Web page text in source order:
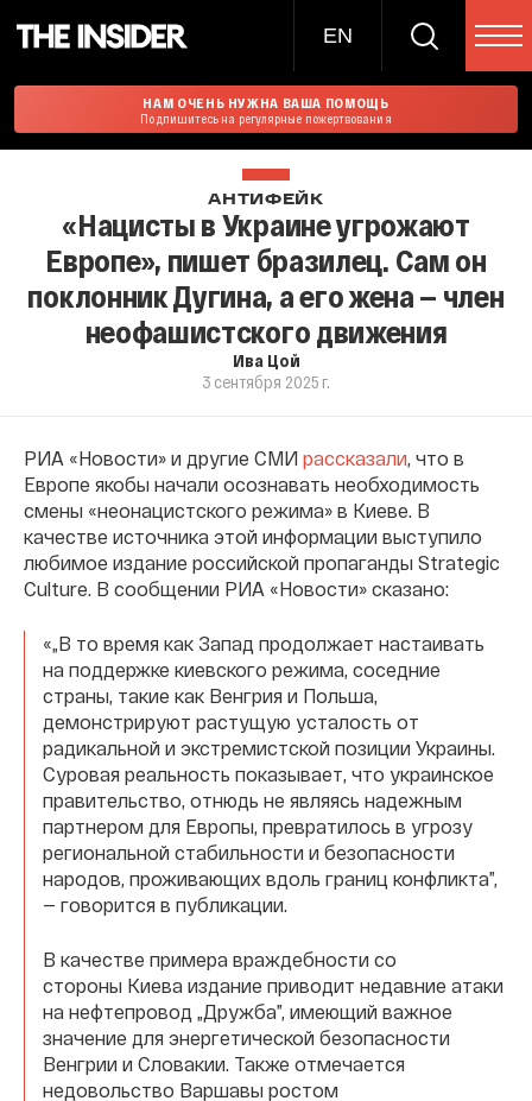
EN
НАМ ОЧЕНЬ НУЖНА ВАША ПОМОЩЬ
Подпишитесь на регулярные пожертвования
АНТИФЕЙК
«Нацисты в Украине угрожают
Европе», пишет бразилец. Сам он
поклонник Дугина, а его жена — член
неофашистского движения
Ива Цой
3 сентября 2025 г.
РИА «Новости» и другие СМИ рассказали, что в
Европе якобы начали осознавать необходимость
смены «неонацистского режима» в Киеве. В
качестве источника этой информации выступило
любимое издание российской пропаганды Strategic
Culture. В сообщении РИА «Новости» сказано:
«„В то время как Запад продолжает настаивать
на поддержке киевского режима, соседние
страны, такие как Венгрия и Польша,
демонстрируют растущую усталость от
радикальной и экстремистской позиции Украины.
Суровая реальность показывает, что украинское
правительство, отнюдь не являясь надежным
партнером для Европы, превратилось в угрозу
региональной стабильности и безопасности
народов, проживающих вдоль границ конфликта”,
— говорится в публикации.
В качестве примера враждебности со
стороны Киева издание приводит недавние атаки
на нефтепровод „Дружба”, имеющий важное
значение для энергетической безопасности
Венгрии и Словакии. Также отмечается
недовольство Варшавы ростом